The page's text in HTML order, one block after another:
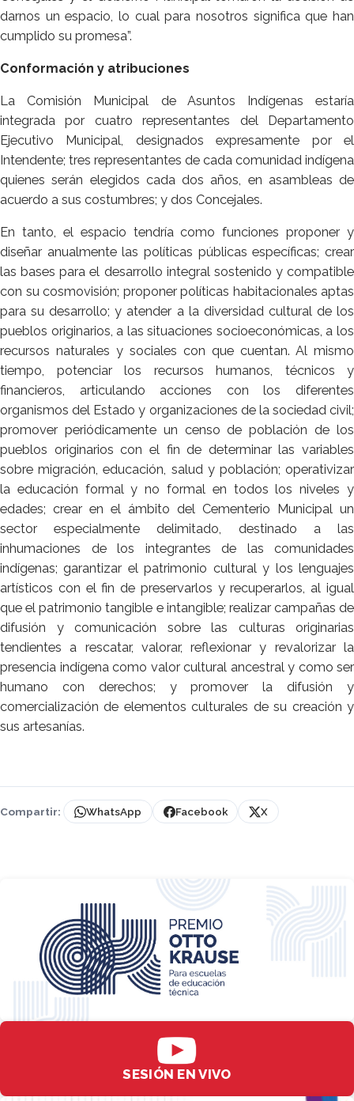
darnos un espacio, lo cual para nosotros significa que han
cumplido su promesa”.
Conformación y atribuciones
La Comisión Municipal de Asuntos Indígenas estaría
integrada por cuatro representantes del Departamento
Ejecutivo Municipal, designados expresamente por el
Intendente; tres representantes de cada comunidad indígena
quienes serán elegidos cada dos años, en asambleas de
acuerdo a sus costumbres; y dos Concejales.
En tanto, el espacio tendría como funciones proponer y
diseñar anualmente las políticas públicas específicas; crear
las bases para el desarrollo integral sostenido y compatible
con su cosmovisión; proponer políticas habitacionales aptas
para su desarrollo; y atender a la diversidad cultural de los
pueblos originarios, a las situaciones socioeconómicas, a los
recursos naturales y sociales con que cuentan. Al mismo
tiempo, potenciar los recursos humanos, técnicos y
financieros, articulando acciones con los diferentes
organismos del Estado y organizaciones de la sociedad civil;
promover periódicamente un censo de población de los
pueblos originarios con el fin de determinar las variables
sobre migración, educación, salud y población; operativizar
la educación formal y no formal en todos los niveles y
edades; crear en el ámbito del Cementerio Municipal un
sector especialmente delimitado, destinado a las
inhumaciones de los integrantes de las comunidades
indígenas; garantizar el patrimonio cultural y los lenguajes
artísticos con el fin de preservarlos y recuperarlos, al igual
que el patrimonio tangible e intangible; realizar campañas de
difusión y comunicación sobre las culturas originarias
tendientes a rescatar, valorar, reflexionar y revalorizar la
presencia indígena como valor cultural ancestral y como ser
humano con derechos; y promover la difusión y
comercialización de elementos culturales de su creación y
sus artesanías.
Compartir: WhatsApp Facebook X
SESIÓN EN VIVO